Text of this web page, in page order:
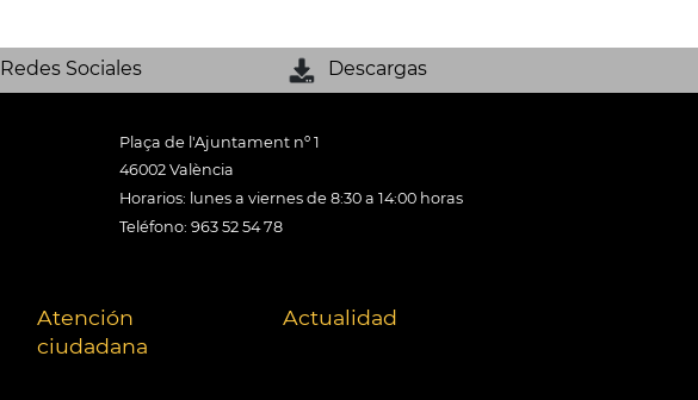
Redes Sociales Descargas
Plaça de l'Ajuntament nº 1
46002 València
Horarios: lunes a viernes de 8:30 a 14:00 horas
Teléfono: 963 52 54 78
Atención
ciudadana
Actualidad